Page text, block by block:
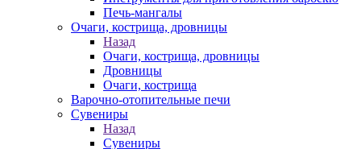
Печь-мангалы
Очаги, кострища, дровницы
Назад
Очаги, кострища, дровницы
Дровницы
Очаги, кострища
Варочно-отопительные печи
Сувениры
Назад
Сувениры